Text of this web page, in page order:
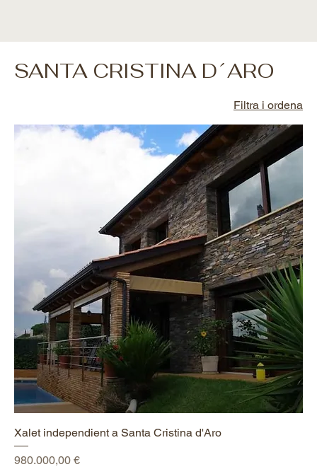
SANTA CRISTINA D´ARO
Filtra i ordena
Xalet independient a Santa Cristina d'Aro
Preu
980.000,00 €